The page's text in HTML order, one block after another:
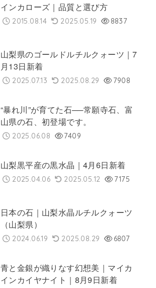
インカローズ｜品質と選び方
2015.08.14 2025.05.19 8837
山梨県のゴールドルチルクォーツ｜7
月13日新着
2025.07.13 2025.08.29 7908
“暴れ川”が育てた石──常願寺石、富
山県の石、初登場です。
2025.06.08 7409
山梨黒平産の黒水晶｜4月6日新着
2025.04.06 2025.05.12 7175
日本の石｜山梨水晶ルチルクォーツ
（山梨県）
2024.06.19 2025.08.29 6807
青と金銀が織りなす幻想美｜マイカ
インカイヤナイト｜8月9日新着